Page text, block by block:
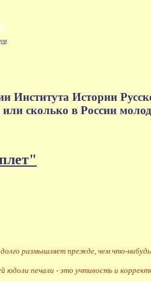
Института Истории
сколько в России
размышляет прежде, чем что-
юдоли печали - это учтивость и